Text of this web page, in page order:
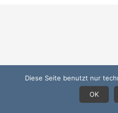
Diese Seite benutzt nur
OK